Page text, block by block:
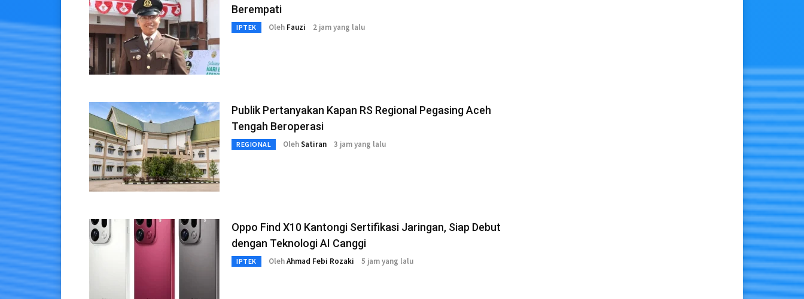
Berempati
IPTEK Oleh Fauzi 2 jam yang lalu
Publik Pertanyakan Kapan RS Regional Pegasing Aceh
Tengah Beroperasi
REGIONAL OlehSatiran 3 jam yang lalu
Oppo Find X10 Kantongi Sertifikasi Jaringan, Siap Debut
dengan Teknologi AI Canggi
IPTEK OlehAhmad Febi Rozaki 5 jam yang lalu